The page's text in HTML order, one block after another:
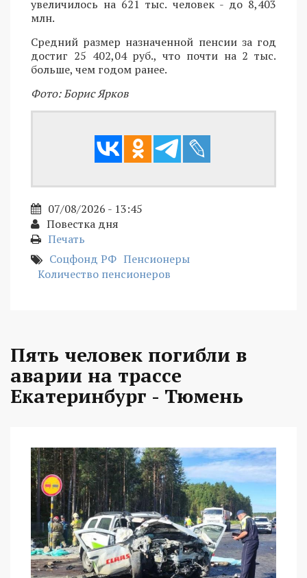
увеличилось на 621 тыс. человек - до 8,403
млн.
Средний размер назначенной пенсии за год
достиг 25 402,04 руб., что почти на 2 тыс.
больше, чем годом ранее.
Фото: Борис Ярков
07/08/2026 - 13:45
Повестка дня
Печать
Соцфонд РФ Пенсионеры
Количество пенсионеров
Пять человек погибли в
аварии на трассе
Екатеринбург - Тюмень